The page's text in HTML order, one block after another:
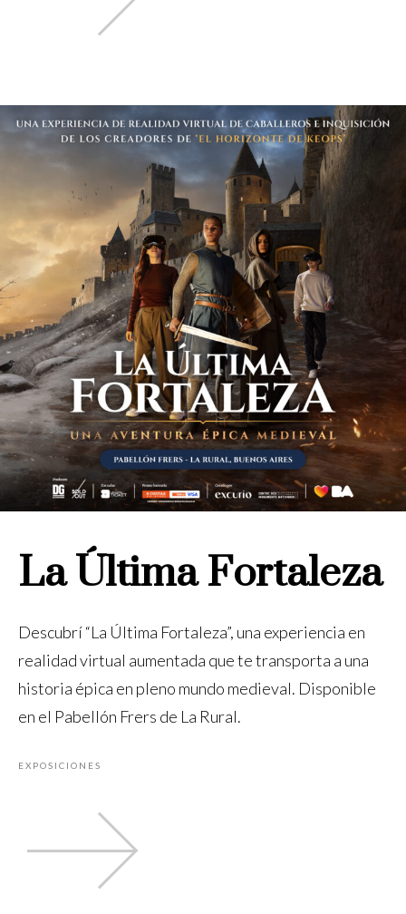
La Última Fortaleza
Descubrí “La Última Fortaleza”, una experiencia en
realidad virtual aumentada que te transporta a una
historia épica en pleno mundo medieval. Disponible
en el Pabellón Frers de La Rural.
EXPOSICIONES